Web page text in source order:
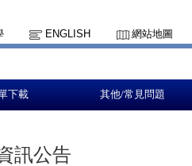
ENGLISH 網站地圖
下載 其他/常見問題
訊公告